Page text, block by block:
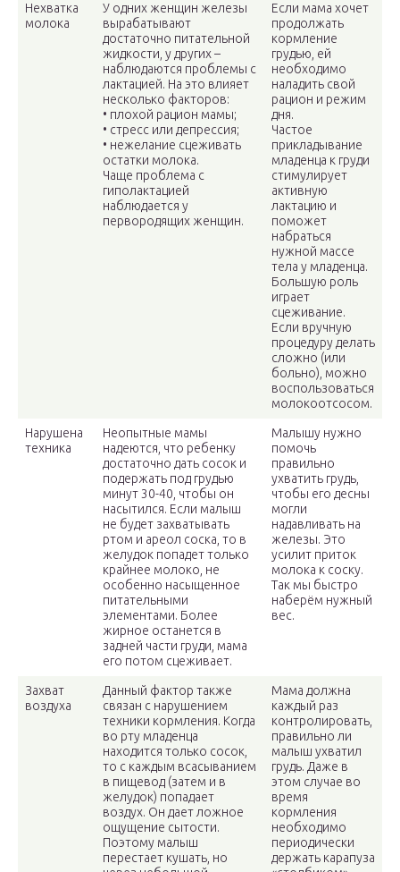
Нехватка
молока
У одних женщин железы
вырабатывают
достаточно питательной
жидкости, у других –
наблюдаются проблемы с
лактацией. На это влияет
несколько факторов:
• плохой рацион мамы;
• стресс или депрессия;
• нежелание сцеживать
остатки молока.
Чаще проблема с
гиполактацией
наблюдается у
первородящих женщин.
Если мама хочет
продолжать
кормление
грудью, ей
необходимо
наладить свой
рацион и режим
дня.
Частое
прикладывание
младенца к груди
стимулирует
активную
лактацию и
поможет
набраться
нужной массе
тела у младенца.
Большую роль
играет
сцеживание.
Если вручную
процедуру делать
сложно (или
больно), можно
воспользоваться
молокоотсосом.
Нарушена
техника
Неопытные мамы
надеются, что ребенку
достаточно дать сосок и
подержать под грудью
минут 30-40, чтобы он
насытился. Если малыш
не будет захватывать
ртом и ареол соска, то в
желудок попадет только
крайнее молоко, не
особенно насыщенное
питательными
элементами. Более
жирное останется в
задней части груди, мама
его потом сцеживает.
Малышу нужно
помочь
правильно
ухватить грудь,
чтобы его десны
могли
надавливать на
железы. Это
усилит приток
молока к соску.
Так мы быстро
наберём нужный
вес.
Захват
воздуха
Данный фактор также
связан с нарушением
техники кормления. Когда
во рту младенца
находится только сосок,
то с каждым всасыванием
в пищевод (затем и в
желудок) попадает
воздух. Он дает ложное
ощущение сытости.
Поэтому малыш
перестает кушать, но
Мама должна
каждый раз
контролировать,
правильно ли
малыш ухватил
грудь. Даже в
этом случае во
время
кормления
необходимо
периодически
держать карапуза